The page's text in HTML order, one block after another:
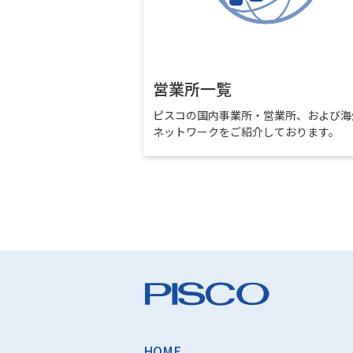
営業所一覧
ピスコの国内事業所・営業所、および
ネットワークをご紹介しております。